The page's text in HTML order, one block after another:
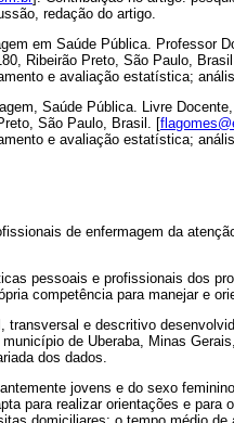
redação do artigo.
em Saúde Pública. Professor
Ribeirão Preto, São Paulo,
e avaliação estatística;
Saúde Pública. Livre
São Paulo, Brasil. [
e avaliação estatística;
de enfermagem da
pessoais e profissionais dos
competência para manejar e
transversal e descritivo
de Uberaba, Minas
dos dados.
jovens e do sexo
para realizar orientações e para